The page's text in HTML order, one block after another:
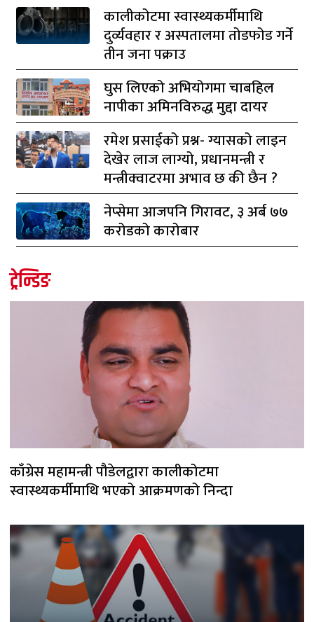
कालीकोटमा स्वास्थ्यकर्मीमाथि
दुर्व्यवहार र अस्पतालमा तोडफोड गर्ने
तीन जना पक्राउ
घुस लिएको अभियोगमा चाबहिल
नापीका अमिनविरुद्ध मुद्दा दायर
रमेश प्रसाईको प्रश्न- ग्यासको लाइन
देखेर लाज लाग्यो, प्रधानमन्त्री र
मन्त्रीक्वाटरमा अभाव छ की छैन ?
नेप्सेमा आजपनि गिरावट, ३ अर्ब ७७
करोडको कारोबार
ट्रेन्डिङ
काँग्रेस महामन्त्री पौडेलद्वारा कालीकोटमा
स्वास्थ्यकर्मीमाथि भएको आक्रमणको निन्दा